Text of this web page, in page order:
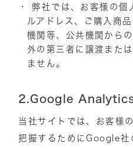
弊社では、お客様の個
ルアドレス、ご購入商
機関等、公共機関から
外の第三者に譲渡また
ません。
2.Google Analytics
当社サイトでは、お客様
把握するためにGoogle社